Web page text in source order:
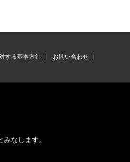
する基本方針
お問い合わせ
なします。